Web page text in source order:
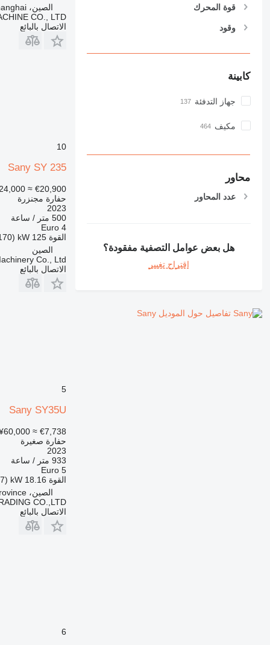
قوة المحرك
وقود
كابينة
جهاز التدفئة
مكيف
محاور
عدد المحاور
هل بعض عوامل التصفية مفقودة؟
اقتراح تغيير
تفاصيل حول الموديل Sany
الصين، Shanghai
CO., LTD
الاتصال بالبائع
10
Sany SY 235
≈ €20,900
حفارة مجنزرة
2023
500 متر / ساعة
Euro 4
القوة 125 kW (170 حصان)
الصين
Co., Ltd.
الاتصال بالبائع
5
Sany SY35U
≈ €7,738
حفارة صغيرة
2023
933 متر / ساعة
Euro 5
القوة 18.16 kW (24.7 حصان)
الصين، Anyang City, Henan province
CO.,LTD
الاتصال بالبائع
6